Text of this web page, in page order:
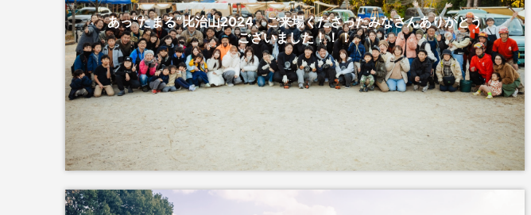
あっ“たまる”比治山2024、ご来場くださったみなさんありがとう
ございました！！！